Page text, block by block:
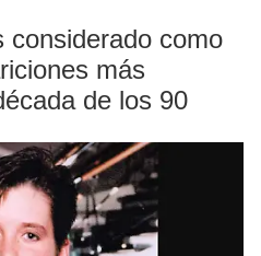
considerado como
más
de los 90